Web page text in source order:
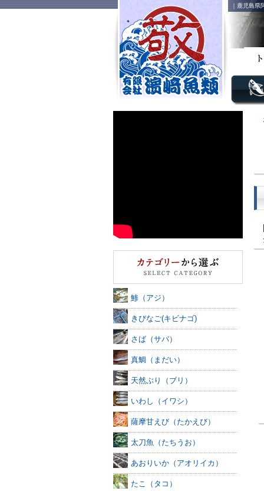
｜鹿児島県
鯵（アジ）
きびなご(キビナゴ)
さば（サバ）
真鯛（まだい）
天然ぶり（ブリ）
いわし（イワシ）
薩摩甘えび（たかえび）
太刀魚（たちうお）
あおりいか（アオリイカ）
たこ（タコ）